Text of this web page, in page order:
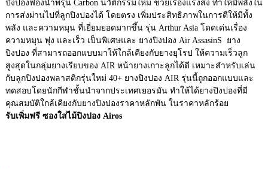
ปิงปองฟองน้ำพรุน Carbon นวัติกรรมใหม่ ช่วยเรื่องแรงส่ง ทำให้มีพลังใน
การส่งผ่านไปที่ลูกปิงปองได้ โดยตรง เพิ่มประสิทธิภาพในการตีให้มีทั้ง
พลัง และความหมุน ที่เยี่ยมยอดมากขึ้น รุ่น Arthur Asia โดดเด่นเรื่อง
ความหมุน พุ่ง และเร็ว เป็นพิเศษและ ยางปิงปอง Air AssasinS ยาง
ปิงปอง ที่สามารถออกแบบมาให้ใกล้เคียงกับยางยุโรป ให้ความเร็วลูก
สูงสุดในกลุ่มยางเรียบของ AIR หน้ายางเกาะลูกได้ดี เหมาะสำหรับเล่น
กับลูกปิงปองพลาสติกรุ่นใหม่ 40+ ยางปิงปอง AIR รุ่นนี้ถูกออกแบบและ
ทดสอบโดยนักกีฬาชั้นนำจากประเทศเยอรมัน ทำให้ได้ยางปิงปองที่มี
คุณสมบัติใกล้เคียงกับยางปิงปองราคาหลักพัน ในราคาหลักร้อย
รับเพิ่มฟรี ซองใส่ไม้ปิงปอง Airos